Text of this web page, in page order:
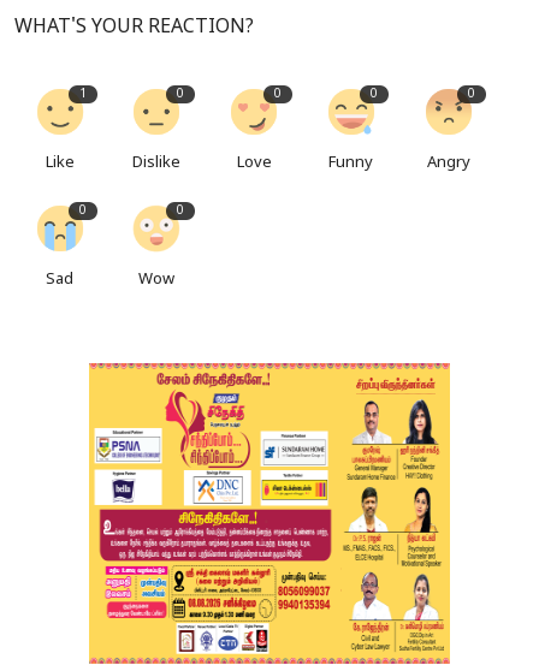
WHAT'S YOUR REACTION?
1
Like
0
Dislike
0
Love
0
Funny
0
Angry
0
Sad
0
Wow